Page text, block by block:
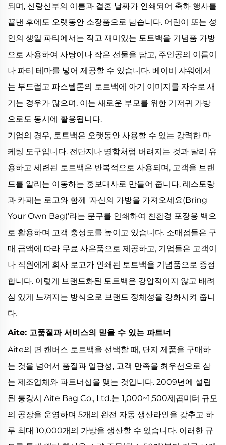
되며, 신랑신부의 이름과 결혼 날짜가 인쇄되어 축하 행사를
끝낸 후에도 오랫동안 소장품으로 남습니다. 어린이 또는 성
인의 생일 파티에서는 작고 재미있는 토트백을 기념품 가방
으로 사용하여 사탕이나 작은 선물을 담고, 주인공의 이름이
나 파티 테마를 넣어 제공할 수 있습니다. 베이비 샤워에서
는 부드럽고 파스텔톤의 토트백에 아기 이미지를 자수로 새
기는 경우가 많으며, 이는 새로운 부모를 위한 기저귀 가방
으로도 동시에 활용됩니다.
기업의 경우, 토트백은 오랫동안 사용할 수 있는 강력한 마
케팅 도구입니다. 전단지나 명함처럼 버려지는 것과 달리 유
용하고 세련된 토트백은 반복적으로 사용되며, 고객을 브랜
드를 알리는 이동하는 홍보대사로 만들어 줍니다. 레스토랑
과 카페는 로고와 함께 '자신의 가방을 가져오세요(Bring
Your Own Bag)'라는 문구를 인쇄하여 친환경 포장용 백으
로 활용하며 고객 충성도를 높이고 있습니다. 소매점들은 구
매 금액에 따라 무료 사은품으로 제공하고, 기업들은 고객이
나 직원에게 회사 로고가 인쇄된 토트백을 기념품으로 증정
합니다. 이렇게 브랜드화된 토트백은 강압적이지 않고 배려
심 있게 느껴지는 방식으로 브랜드 정체성을 강화시켜 줍니
다.
Aite: 고품질과 서비스의 믿을 수 있는 파트너
Aite의 면 캔버스 토트백을 선택할 때, 단지 제품을 구매하
는 것을 넘어서 품질과 일관성, 고객 만족을 최우선으로 삼
는 제조업체와 파트너십을 맺는 것입니다. 2009년에 설립
된 룽강시 Aite Bag Co., Ltd.는 1,000~1,500제곱미터 규모
의 공장을 운영하며 5개의 완전 자동 생산라인을 갖추고 하
루 최대 10,000개의 가방을 생산할 수 있습니다. 이러한 규